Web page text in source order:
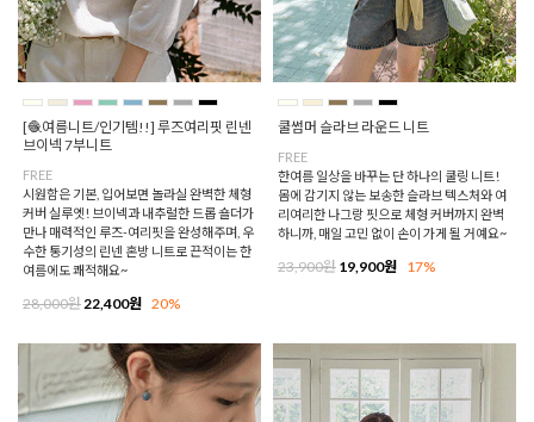
[🧶여름니트/인기템!!] 루즈여리핏 린넨
브이넥 7부니트
FREE
시원함은 기본, 입어보면 놀라실 완벽한 체형
커버 실루엣! 브이넥과 내추럴한 드롭 숄더가
만나 매력적인 루즈-여리핏을 완성해주며, 우
수한 통기성의 린넨 혼방 니트로 끈적이는 한
여름에도 쾌적해요~
28,000원22,400원 20%
쿨썸머 슬라브 라운드 니트
FREE
한여름 일상을 바꾸는 단 하나의 쿨링 니트!
몸에 감기지 않는 보송한 슬라브 텍스처와 여
리여리한 나그랑 핏으로 체형 커버까지 완벽
하니까, 매일 고민 없이 손이 가게 될 거예요~
23,900원 19,900원 17%